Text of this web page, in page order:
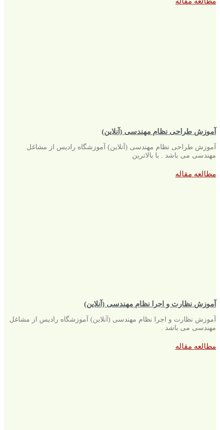
آموزش طراحی نظام مهندسی (آنلاین)
آموزش طراحی نظام مهندسی (آنلاین) آموزشگاه رادیس از مشاغل
مهندسی می باشد . با بالاترین
مطالعه مقاله
آموزش نظارت و اجرا نظام مهندسی (آنلاین)
آموزش نظارت و اجرا نظام مهندسی (آنلاین) آموزشگاه رادیس از مشاغل
مهندسی می باشد .
مطالعه مقاله